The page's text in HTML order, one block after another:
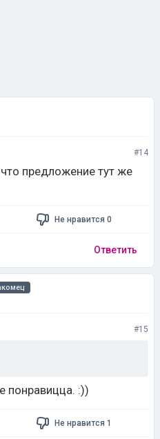
#14
предложение тут же
Не нравится 0
Ответить
#15
понравицца. :))
Не нравится 1